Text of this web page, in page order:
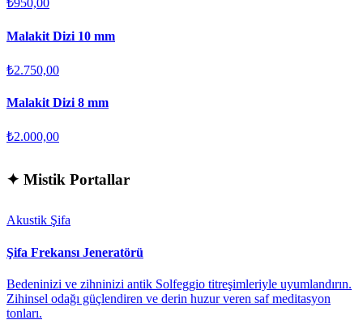
₺950,00
Malakit Dizi 10 mm
₺2.750,00
Malakit Dizi 8 mm
₺2.000,00
✦ Mistik Portallar
Akustik Şifa
Şifa Frekansı Jeneratörü
Bedeninizi ve zihninizi antik Solfeggio titreşimleriyle uyumlandırın.
Zihinsel odağı güçlendiren ve derin huzur veren saf meditasyon
tonları.